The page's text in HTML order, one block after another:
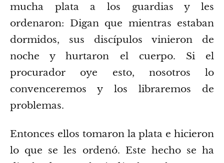
mucha plata a los guardiasy les
ordenaron: Digan que mientras estaban
dormidos, sus discípulos vinieron de
noche y hurtaron el cuerpo. Si el
procurador oye esto, nosotros lo
convenceremos y los libraremos de
problemas.
Entonces ellos tomaron la plata e hicieron
lo que se les ordenó. Este hecho se ha